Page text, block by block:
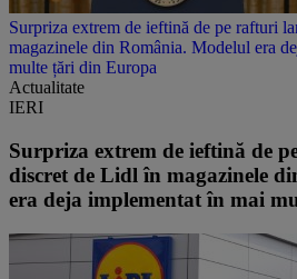
Surpriza extrem de ieftină de pe rafturi
magazinele din România. Modelul era
multe țări din Europa
Actualitate
IERI
Surpriza extrem de ieftină de
discret de Lidl în magazinele
era deja implementat în mai